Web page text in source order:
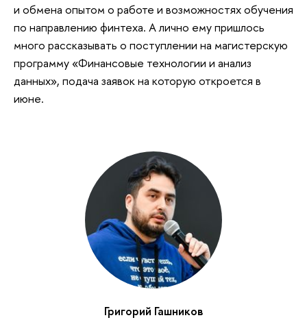
и обмена опытом о работе и возможностях обучения
по направлению финтеха. А лично ему пришлось
много рассказывать о поступлении на магистерскую
программу «Финансовые технологии и анализ
данных», подача заявок на которую откроется в
июне.
Григорий Гашников